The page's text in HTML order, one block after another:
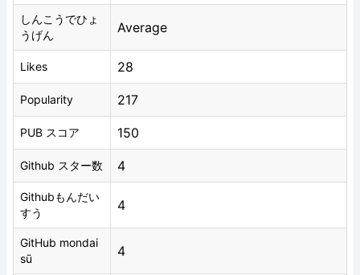
しんこうでひょ
うげん
Average
Likes 28
Popularity 217
PUB スコア 150
Github スター数 4
Githubもんだい
すう
4
GitHub mondai
sū
4